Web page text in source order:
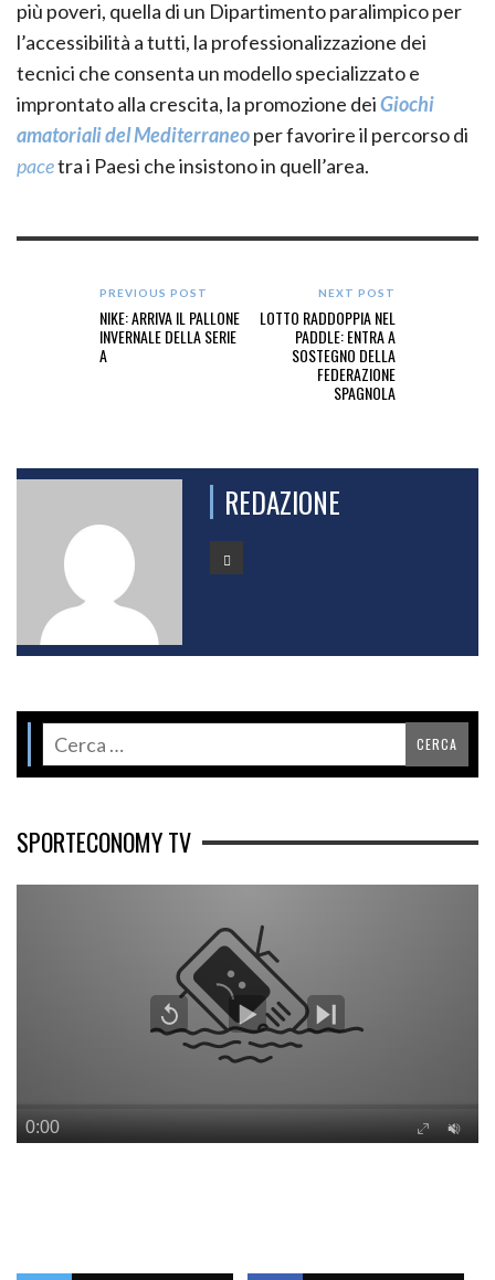
più poveri, quella di un Dipartimento paralimpico per
l’accessibilità a tutti, la professionalizzazione dei
tecnici che consenta un modello specializzato e
improntato alla crescita, la promozione deiGiochi
amatoriali del Mediterraneoper favorire il percorso di
pacetra i Paesi che insistono in quell’area.
PREVIOUS POST
NIKE: ARRIVA IL PALLONE
INVERNALE DELLA SERIE
A
NEXT POST
LOTTO RADDOPPIA NEL
PADDLE: ENTRA A
SOSTEGNO DELLA
FEDERAZIONE
SPAGNOLA
REDAZIONE
SPORTECONOMY TV